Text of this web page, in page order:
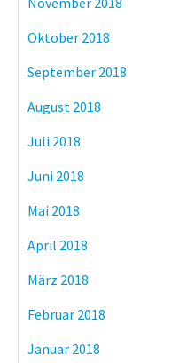
Oktober 2018
September 2018
August 2018
Juli 2018
Juni 2018
Mai 2018
April 2018
März 2018
Februar 2018
Januar 2018